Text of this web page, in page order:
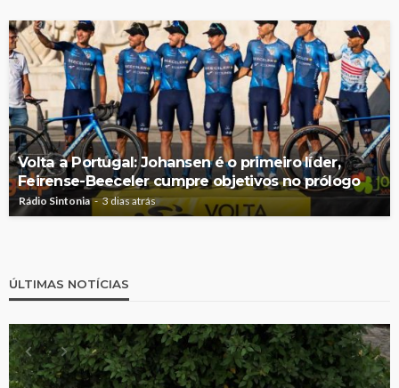
Volta a Portugal: Johansen é o primeiro líder,
Feirense-Beeceler cumpre objetivos no prólogo
Rádio Sintonia 3 dias atrás
ÚLTIMAS NOTÍCIAS